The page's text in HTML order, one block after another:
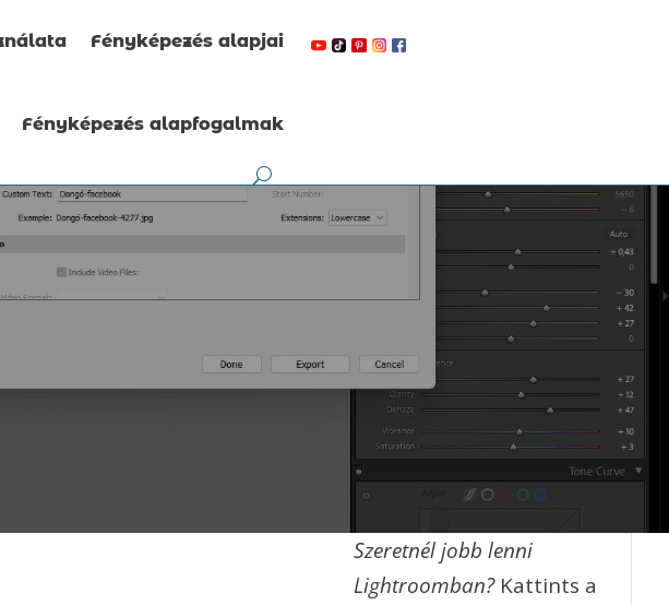
Fényképezés alapjai
Fényképezés alapfogalmak
Szeretnél jobb lenni
Lightroomban? Kattints a